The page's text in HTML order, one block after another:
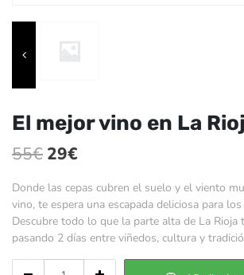
El mejor vino en La
55€ El
precio
original
era:
29€
precio
actual
es:
Donde las cepas cubren el suelo y el viento
vino, te espera una escapada deliciosa para
Descubre todo lo que la parte alta de La Rioja
pasando 2 días entre viñedos, cultura y